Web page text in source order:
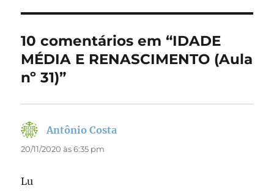
b
o
o
k
d
o
n
10 comentários em “IDADE
MÉDIA E RENASCIMENTO (Aula
nº 31)”
Antônio Costa
20/11/2020 às 6:35 pm
Lu